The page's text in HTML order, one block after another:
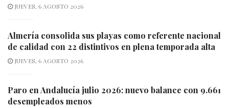
JUEVES, 6 AGOSTO 2026
Almería consolida sus playas como referente nacional
de calidad con 22 distintivos en plena temporada alta
JUEVES, 6 AGOSTO 2026
Paro en Andalucía julio 2026: nuevo balance con 9.661
desempleados menos